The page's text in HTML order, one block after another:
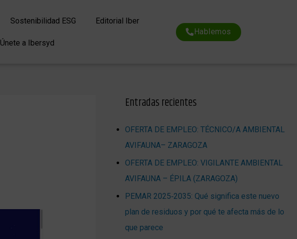
Sostenibilidad ESG Editorial Iber
Únete a Ibersyd
Hablemos
Entradas recientes
OFERTA DE EMPLEO: TÉCNICO/A AMBIENTAL
AVIFAUNA– ZARAGOZA
OFERTA DE EMPLEO: VIGILANTE AMBIENTAL
AVIFAUNA – ÉPILA (ZARAGOZA)
PEMAR 2025‑2035: Qué significa este nuevo
plan de residuos y por qué te afecta más de lo
que parece